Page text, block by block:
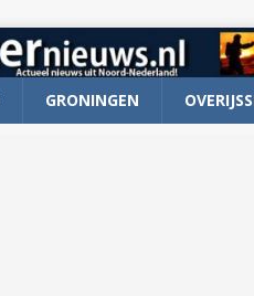
GRONINGEN